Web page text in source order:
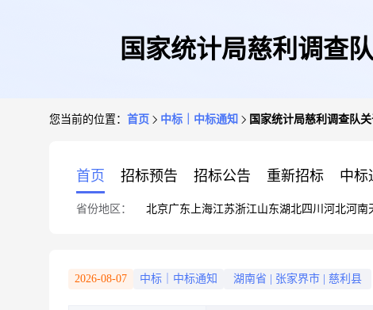
国家统计局慈利调查
您当前的位置： 首页 中标｜中标通知 国家统计局慈利调查队
首页 招标预告 招标公告 重新招标 中标
省份地区： 北京广东 上海江苏浙江山东湖北四川 河北河南
2026-08-07 中标｜中标通知 湖南省 张家界市 慈利县